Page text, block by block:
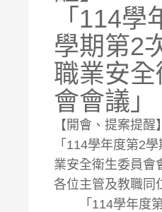
「114學
學期第2
職業安全
會會議」
【開會、提案提
「114學年度第2
業安全衛生委員會
各位主管及教職同
「114學年度第